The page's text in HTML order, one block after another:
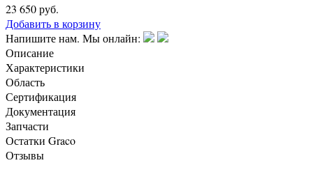
23 650руб.
Добавить в корзину
Напишите нам. Мы онлайн:
Описание
Характеристики
Область
Сертификация
Документация
Запчасти
Остатки Graco
Отзывы